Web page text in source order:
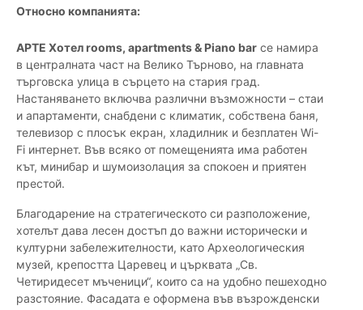
Относно компанията:
АРТЕ Хотел rooms, apartments & Piano bar се намира
в централната част на Велико Търново, на главната
търговска улица в сърцето на стария град.
Настаняването включва различни възможности – стаи
и апартаменти, снабдени с климатик, собствена баня,
телевизор с плосък екран, хладилник и безплатен Wi-
Fi интернет. Във всяко от помещенията има работен
кът, минибар и шумоизолация за спокоен и приятен
престой.
Благодарение на стратегическото си разположение,
хотелът дава лесен достъп до важни исторически и
културни забележителности, като Археологическия
музей, крепостта Царевец и църквата „Св.
Четиридесет мъченици“, които са на удобно пешеходно
разстояние. Фасадата е оформена във възрожденски